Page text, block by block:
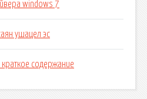
windows 7
ушацел эс
содержание